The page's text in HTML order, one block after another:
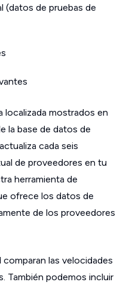
(datos de pruebas de
mostrados en
la base de datos de
cada seis
de proveedores en tu
herramienta de
ofrece los datos de
de los proveedores
las velocidades
También podemos incluir